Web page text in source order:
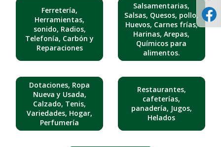
Ferretería,
Herramientas,
sonido, Radios,
Telefonía, Carbón y
Reparaciones
Salsamentarias,
Salsas, Quesos, pollo,
Huevos, Carnes frías,
Harinas, Arepas,
Químicos para
alimentos.
Dotaciones, Ropa
Nueva y Usada,
Calzado, Tenis,
Variedades, Hogar,
Perfumería
Restaurantes,
cafeterías,
panadería, Jugos,
Helados